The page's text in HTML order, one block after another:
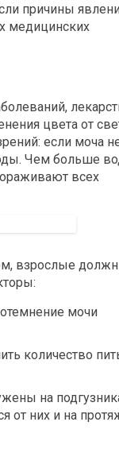
причины
медицинских
цвета от
если моча
Чем больше
всех
взрослые
мочи
количество
на
от них и на